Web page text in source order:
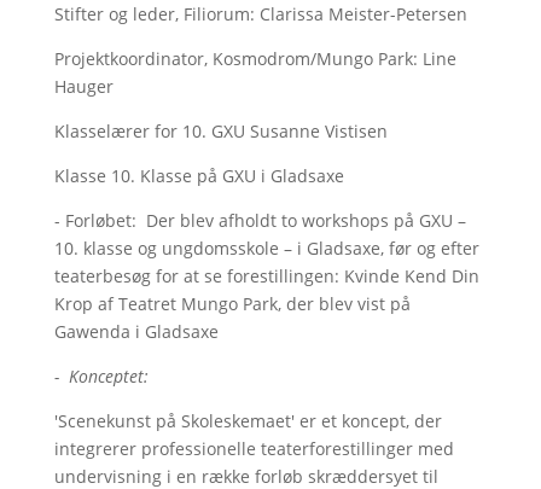
Stifter og leder, Filiorum: Clarissa Meister-Petersen
Projektkoordinator, Kosmodrom/Mungo Park: Line
Hauger
Klasselærer for 10. GXU Susanne Vistisen
Klasse 10. Klasse på GXU i Gladsaxe
- Forløbet: Der blev afholdt to workshops på GXU –
10. klasse og ungdomsskole – i Gladsaxe, før og efter
teaterbesøg for at se forestillingen: Kvinde Kend Din
Krop af Teatret Mungo Park, der blev vist på
Gawenda i Gladsaxe
- Konceptet:
'Scenekunst på Skoleskemaet' er et koncept, der
integrerer professionelle teaterforestillinger med
undervisning i en række forløb skræddersyet til